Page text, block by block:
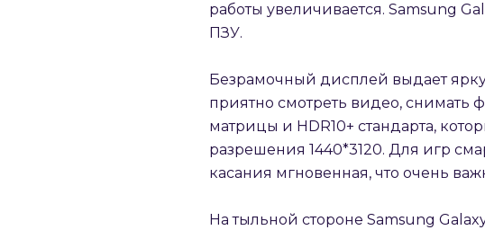
работы увеличивается. Samsung
ПЗУ.
Безрамочный дисплей выдает
приятно смотреть видео, снимать
матрицы и HDR10+ стандарта,
разрешения 1440*3120. Для игр
касания мгновенная, что очень
На тыльной стороне Samsung